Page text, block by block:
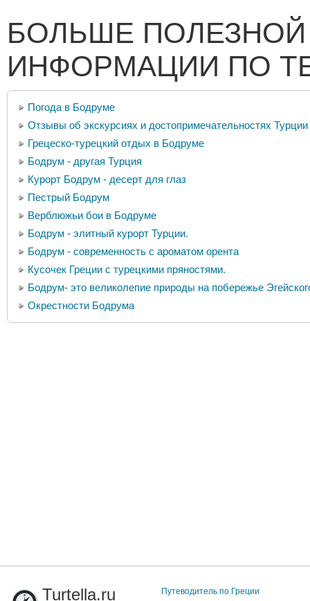
БОЛЬШЕ ПОЛЕЗНОЙ
ИНФОРМАЦИИ ПО
Погода в Бодруме
Отзывы об экскурсиях и достопримечательностях Турции
Грецеско-турецкий отдых в Бодруме
Бодрум - другая Турция
Курорт Бодрум - десерт для глаз
Пестрый Бодрум
Верблюжьи бои в Бодруме
Бодрум - элитный курорт Турции.
Бодрум - современность с ароматом орента
Кусочек Греции с турецкими пряностями.
Бодрум- это великолепие природы на побережье
Окрестности Бодрума
Turtella.ru
Путеводитель по Греции